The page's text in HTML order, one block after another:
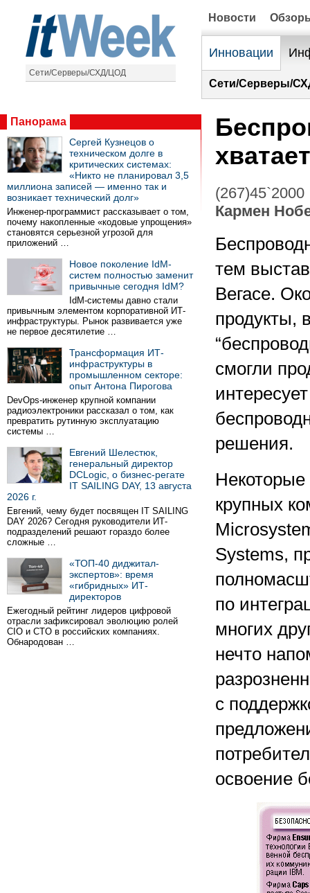
Сети/Серверы/СХД/ЦОД
Новости
Инновации
Сети/Серверы/
Панорама
Сергей Кузнецов о
техническом долге в
критических системах:
«Никто не планировал 3,5
миллиона записей — именно так и
возникает технический долг»
Инженер-программист рассказывает о том,
почему накопленные «кодовые упрощения»
становятся серьезной угрозой для
приложений …
Новое поколение IdM-
систем полностью заменит
привычные сегодня IdM?
IdM-системы давно стали
привычным элементом корпоративной ИТ-
инфраструктуры. Рынок развивается уже
не первое десятилетие …
Трансформация ИТ-
инфраструктуры в
промышленном секторе:
опыт Антона Пирогова
DevOps-инженер крупной компании
радиоэлектроники рассказал о том, как
превратить рутинную эксплуатацию
системы …
Евгений Шелестюк,
генеральный директор
DCLogic, о бизнес-регате
IT SAILING DAY, 13 августа
2026 г.
Евгений, чему будет посвящен IT SAILING
DAY 2026? Сегодня руководители ИТ-
подразделений решают гораздо более
сложные …
«ТОП-40 диджитал-
экспертов»: время
«гибридных» ИТ-
директоров
Ежегодный рейтинг лидеров цифровой
отрасли зафиксировал эволюцию ролей
CIO и CTO в российских компаниях.
Обнародован …
(267)45`2000
Кармен
тем
Вегасе.
продукты,
смогли
решения.
крупных
Systems,
по
многих
нечто
с
освоение